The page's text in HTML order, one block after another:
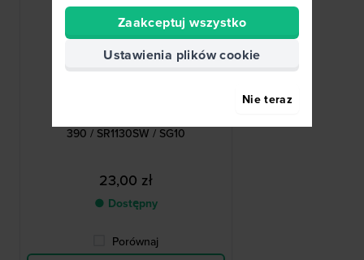
390 / SR1130SW / SG10
23,00 zł
● Dostępny
Porównaj
Zaakceptuj wszystko
Ustawienia plików cookie
Nie teraz